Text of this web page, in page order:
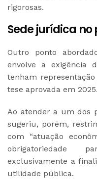
rigorosas.
Sede jurídica no
Outro ponto
envolve a exigência
tenham
tese aprovada em 2025.
Ao atender a um dos
sugeriu, porém,
com “atuação
obrigatoriedade
exclusivamente a
utilidade pública.